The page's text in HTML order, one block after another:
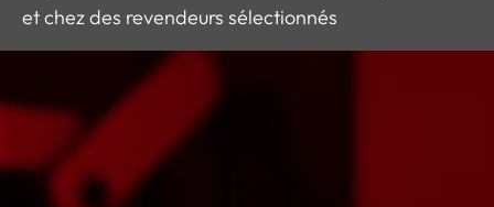
et chez des revendeurs sélectionnés